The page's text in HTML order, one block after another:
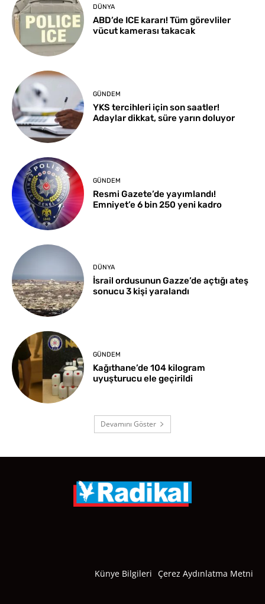
DÜNYA
ABD’de ICE kararı! Tüm görevliler
vücut kamerası takacak
GÜNDEM
YKS tercihleri için son saatler!
Adaylar dikkat, süre yarın doluyor
GÜNDEM
Resmi Gazete’de yayımlandı!
Emniyet’e 6 bin 250 yeni kadro
DÜNYA
İsrail ordusunun Gazze’de açtığı ateş
sonucu 3 kişi yaralandı
GÜNDEM
Kağıthane’de 104 kilogram
uyuşturucu ele geçirildi
Devamını Göster
Künye Bilgileri Çerez Aydınlatma Metni